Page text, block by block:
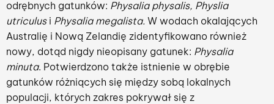
odrębnych gatunków: Physalia physalis, Physlia
utriculus i Physalia megalista. W wodach okalających
Australię i Nową Zelandię zidentyfikowano również
nowy, dotąd nigdy nieopisany gatunek: Physalia
minuta. Potwierdzono także istnienie w obrębie
gatunków różniących się między sobą lokalnych
populacji, których zakres pokrywał się z